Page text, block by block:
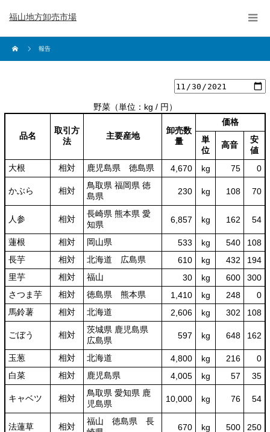
福山地方卸売市場
報告
野菜（単位：kg / 円）
品名
取引方
法
主要産地
卸売数
量
価格
単
位
高音
安
値
大根
相対 鹿児島県 徳島県 4,670 kg 75 0
かぶら 相対
鳥取県 福岡県 徳
島県
230 kg 108 70
人参 相対
長崎県 熊本県 愛
知県
6,857 kg 162 54
蓮根 相対 岡山県 533 kg 540
108
長芋
相対 北海道 広島県 610 kg 432
194
里芋
相対 福山 30 kg 600
300
さつま芋
相対 徳島県 熊本県 1,410 kg 248
0
馬鈴薯
相対 北海道 2,606 kg 302 108
ごぼう 相対
茨城県 鹿児島県
広島県
597 kg 648 162
玉葱 相対 北海道 4,800 kg 216
0
白菜
相対 鹿児島県 4,005 kg 57 35
キャベツ 相対
鳥取県 愛知県 鹿
児島県
10,000 kg 76 54
法蓮草 相対
福山 徳島県 長
670 kg 500 250